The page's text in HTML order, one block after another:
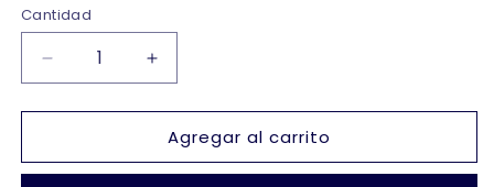
Cantidad
Reducir
cantidad
para
con
Aumentar
cantidad
para
Camiseta
con
Agregar al carrito